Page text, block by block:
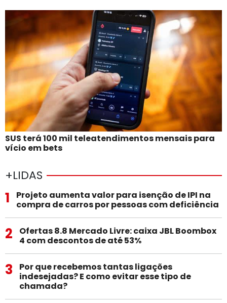
SUS terá 100 mil teleatendimentos mensais para
vício em bets
+LIDAS
1
Projeto aumenta valor para isenção de IPI na
compra de carros por pessoas com deficiência
2
Ofertas 8.8 Mercado Livre: caixa JBL Boombox
4 com descontos de até 53%
3
Por que recebemos tantas ligações
indesejadas? E como evitar esse tipo de
chamada?